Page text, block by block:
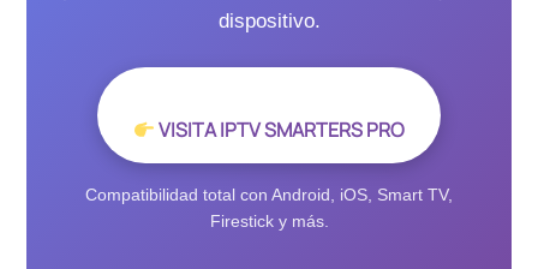
dispositivo.
VISITA IPTV SMARTERS PRO
Compatibilidad total con Android, iOS, Smart TV,
Firestick y más.